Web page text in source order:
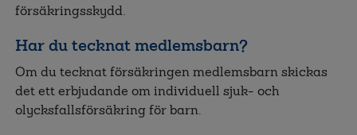
försäkringsskydd.
Har du tecknat medlemsbarn?
Om du tecknat försäkringen medlemsbarn skickas
det ett erbjudande om individuell sjuk- och
olycksfallsförsäkring för barn.